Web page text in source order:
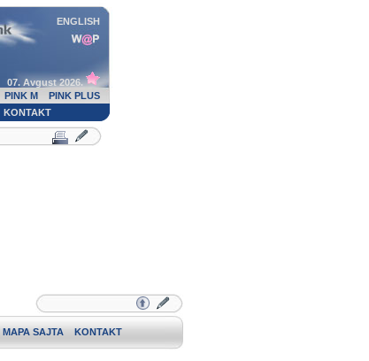
ENGLISH
07. Avgust 2026.
PINK M
PINK PLUS
KONTAKT
MAPA SAJTA KONTAKT